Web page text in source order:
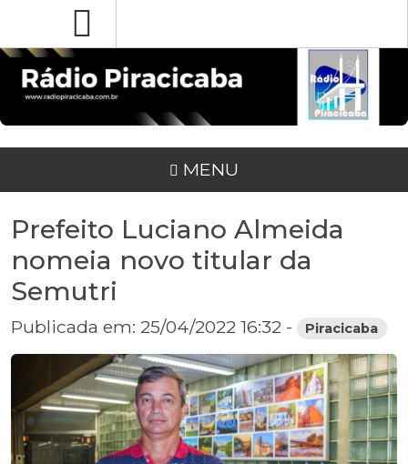
MENU
Prefeito Luciano Almeida
nomeia novo titular da
Semutri
Publicada em: 25/04/2022 16:32 - Piracicaba